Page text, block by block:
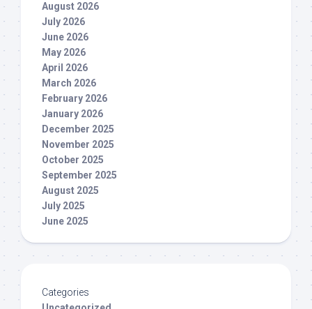
August 2026
July 2026
June 2026
May 2026
April 2026
March 2026
February 2026
January 2026
December 2025
November 2025
October 2025
September 2025
August 2025
July 2025
June 2025
Categories